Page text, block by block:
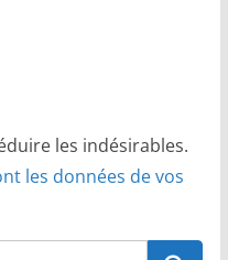
les indésirables.
les données de vos